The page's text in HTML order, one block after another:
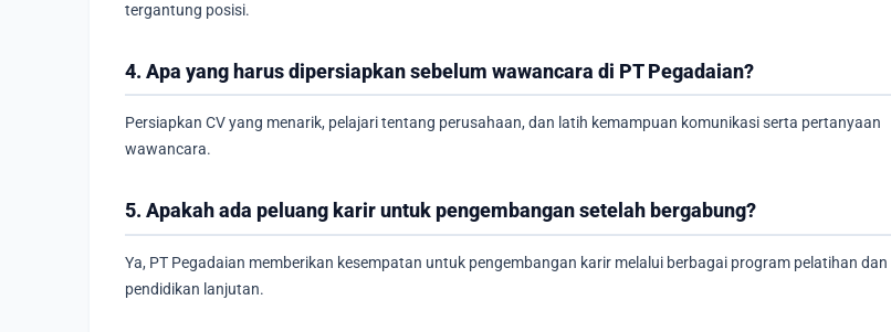
tergantung posisi.
4. Apa yang harus dipersiapkan sebelum wawancara di PT Pegadaian?
Persiapkan CV yang menarik, pelajari tentang perusahaan, dan latih kemampuan komunikasi serta pertanyaan
wawancara.
5. Apakah ada peluang karir untuk pengembangan setelah bergabung?
Ya, PT Pegadaian memberikan kesempatan untuk pengembangan karir melalui berbagai program pelatihan dan
pendidikan lanjutan.